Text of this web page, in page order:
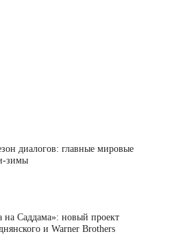
диалогов: главные мировые
зимы
на Саддама»: новый проект
и Warner Brothers